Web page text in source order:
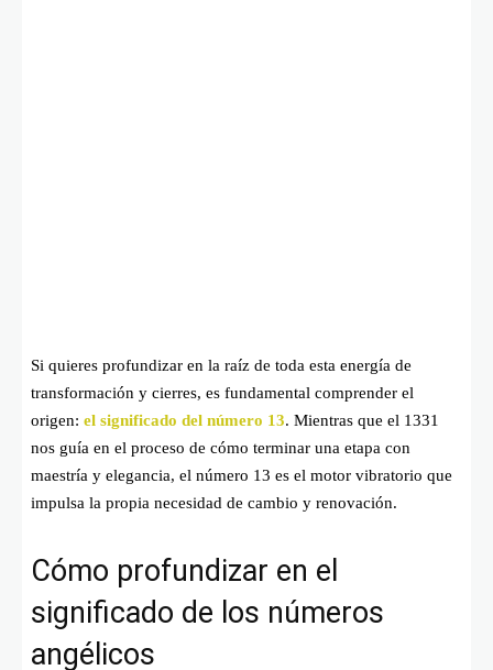
Si quieres profundizar en la raíz de toda esta energía de
transformación y cierres, es fundamental comprender el
origen: el significado del número 13. Mientras que el 1331
nos guía en el proceso de cómo terminar una etapa con
maestría y elegancia, el número 13 es el motor vibratorio que
impulsa la propia necesidad de cambio y renovación.
Cómo profundizar en el
significado de los números
angélicos